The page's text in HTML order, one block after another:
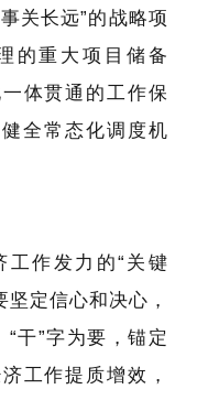
关长远”的战略项
的重大项目储备
体贯通的工作保
全常态化调度机
工作发力的“关键
坚定信心和决心，
“干”字为要，锚定
工作提质增效，